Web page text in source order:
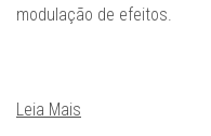
modulação de efeitos.
Leia Mais